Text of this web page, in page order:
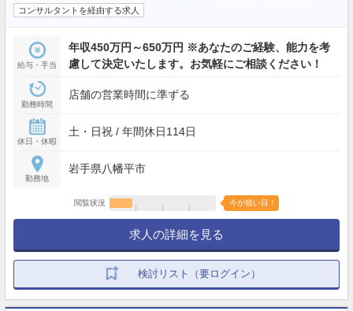
コンサルタントを経由する求人
給与・手当
年収450万円～650万円 ※あなたのご経験、能力を考
慮して決定いたします。お気軽にご相談ください！
勤務時間
店舗の営業時間に準ずる
休日・休暇
土・日祝 / 年間休日114日
勤務地
岩手県八幡平市
閲覧状況 今が狙い目！
求人の詳細を見る
検討リスト（要ログイン）